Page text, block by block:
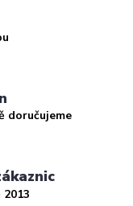
doručujeme